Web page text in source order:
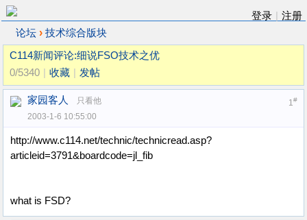
登录
注册
论坛 › 技术综合版块
C114新闻评论:细说FSO技术之优
0/5340
收藏 发帖
1#
家园客人
只看他
2003-1-6 10:55:00
http://www.c114.net/technic/technicread.asp?
articleid=3791&boardcode=jl_fib
what is FSD?